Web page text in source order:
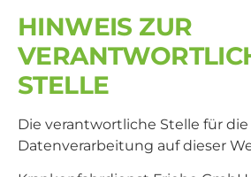
HINWEIS ZUR
STELLE
Die verantwortliche Stelle für die
Datenverarbeitung auf dieser